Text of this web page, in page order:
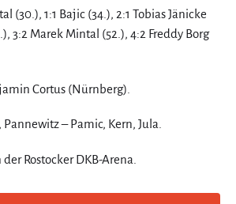
(30.), 1:1 Bajic (34.), 2:1 Tobias Jänicke
3:2 Marek Mintal (52.), 4:2 Freddy Borg
Cortus (Nürnberg).
– Pamic, Kern, Jula.
Rostocker DKB-Arena.